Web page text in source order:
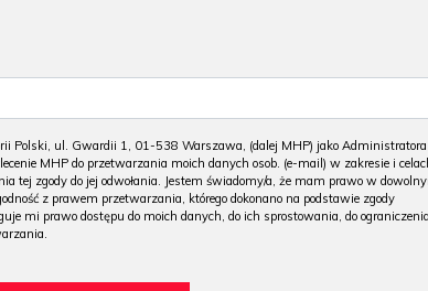
Polski, ul. Gwardii 1, 01-538 Warszawa, (dalej MHP) jako Administratora
MHP do przetwarzania moich danych osob. (e-mail) w zakresie i
tej zgody do jej odwołania. Jestem świadomy/a, że mam prawo w
z prawem przetwarzania, którego dokonano na podstawie zgody
mi prawo dostępu do moich danych, do ich sprostowania, do ograniczenia